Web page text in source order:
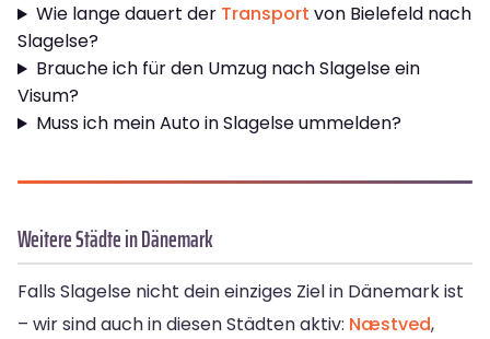
Wie lange dauert der Transport von Bielefeld nach
Slagelse?
Brauche ich für den Umzug nach Slagelse ein
Visum?
Muss ich mein Auto in Slagelse ummelden?
Weitere Städte in Dänemark
Falls Slagelse nicht dein einziges Ziel in Dänemark ist
– wir sind auch in diesen Städten aktiv: Næstved,